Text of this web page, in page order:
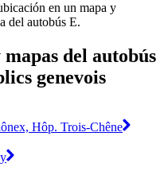
en un mapa y
del autobús E.
del autobús
genevois
Hôp. Trois-Chêne